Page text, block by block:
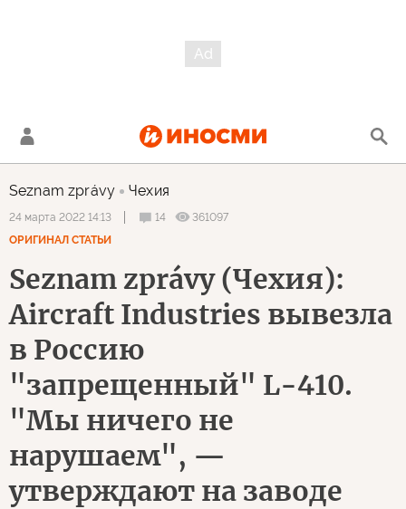
Seznam zprávy Чехия
24 марта 2022 14:13 14
361097
ОРИГИНАЛ СТАТЬИ
Seznam zprávy (Чехия):
Aircraft Industries вывезла
в Россию
"запрещенный" L-410.
"Мы ничего не
нарушаем", —
утверждают на заводе